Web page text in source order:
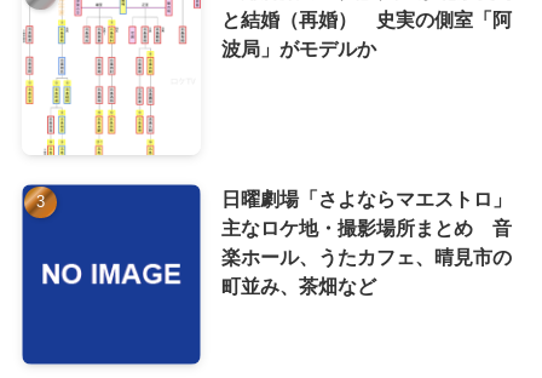
と結婚（再婚） 史実の側室「阿
波局」がモデルか
日曜劇場「さよならマエストロ」
主なロケ地・撮影場所まとめ 音
楽ホール、うたカフェ、晴見市の
町並み、茶畑など